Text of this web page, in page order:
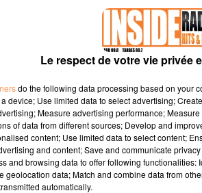
Le respect de votre vie privée
do the following data processing based on your
device; Use limited data to select advertising;
Measure advertising performance;
of data from different sources; Develop and
content; Use limited data to select content;
and content; Save and communicate
and browsing data to offer following
geolocation data; Match and combine data from
automatically.